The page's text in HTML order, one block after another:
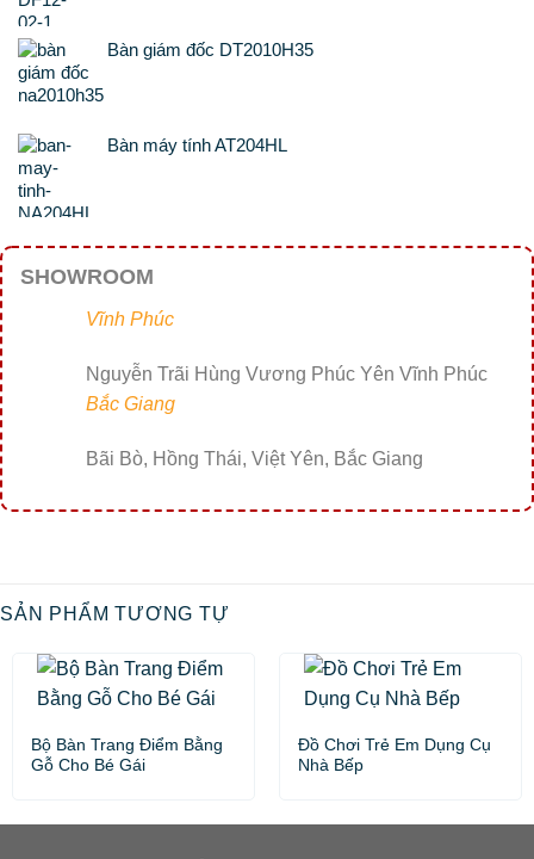
Bàn giám đốc DT2010H35
Bàn máy tính AT204HL
SHOWROOM
Vĩnh Phúc
Nguyễn Trãi Hùng Vương Phúc Yên Vĩnh Phúc
Bắc Giang
Bãi Bò, Hồng Thái, Việt Yên, Bắc Giang
SẢN PHẨM TƯƠNG TỰ
Bộ Bàn Trang Điểm Bằng
Gỗ Cho Bé Gái
Đồ Chơi Trẻ Em Dụng Cụ
Nhà Bếp